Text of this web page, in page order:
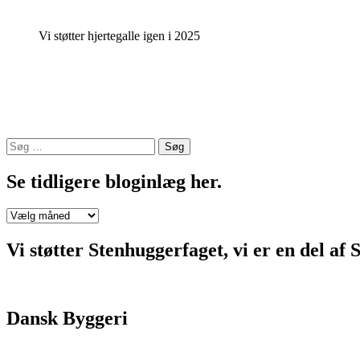
med
Vi støtter hjertegalle igen i 2025
Søg
efter:
Se tidligere bloginlæg her.
Se
bloginlæg
her.
Vi støtter Stenhuggerfaget, vi er en del
Dansk Byggeri